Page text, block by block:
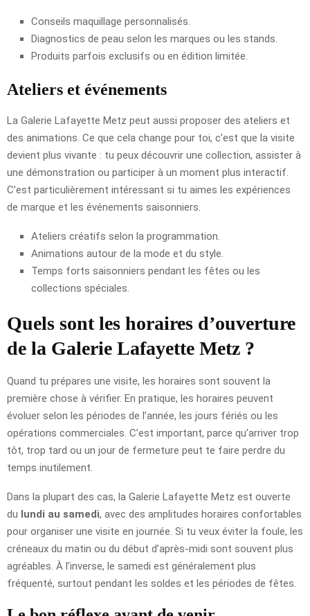
Conseils maquillage personnalisés.
Diagnostics de peau selon les marques ou les stands.
Produits parfois exclusifs ou en édition limitée.
Ateliers et événements
La Galerie Lafayette Metz peut aussi proposer des ateliers et
des animations. Ce que cela change pour toi, c’est que la visite
devient plus vivante : tu peux découvrir une collection, assister à
une démonstration ou participer à un moment plus interactif.
C’est particulièrement intéressant si tu aimes les expériences
de marque et les événements saisonniers.
Ateliers créatifs selon la programmation.
Animations autour de la mode et du style.
Temps forts saisonniers pendant les fêtes ou les
collections spéciales.
Quels sont les horaires d’ouverture
de la Galerie Lafayette Metz ?
Quand tu prépares une visite, les horaires sont souvent la
première chose à vérifier. En pratique, les horaires peuvent
évoluer selon les périodes de l’année, les jours fériés ou les
opérations commerciales. C’est important, parce qu’arriver trop
tôt, trop tard ou un jour de fermeture peut te faire perdre du
temps inutilement.
Dans la plupart des cas, la Galerie Lafayette Metz est ouverte
du lundi au samedi, avec des amplitudes horaires confortables
pour organiser une visite en journée. Si tu veux éviter la foule, les
créneaux du matin ou du début d’après-midi sont souvent plus
agréables. À l’inverse, le samedi est généralement plus
fréquenté, surtout pendant les soldes et les périodes de fêtes.